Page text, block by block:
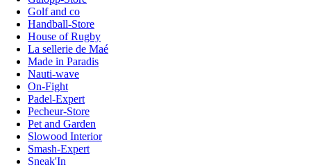
Golf and co
Handball-Store
House of Rugby
La sellerie de Maé
Made in Paradis
Nauti-wave
On-Fight
Padel-Expert
Pecheur-Store
Pet and Garden
Slowood Interior
Smash-Expert
Sneak'In